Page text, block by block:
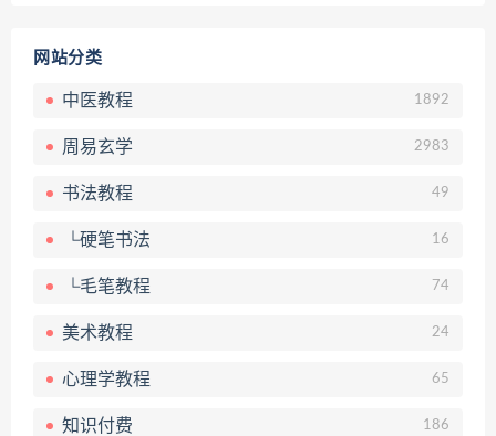
网站分类
中医教程 1892
周易玄学 2983
书法教程 49
└硬笔书法 16
└毛笔教程 74
美术教程 24
心理学教程 65
知识付费 186